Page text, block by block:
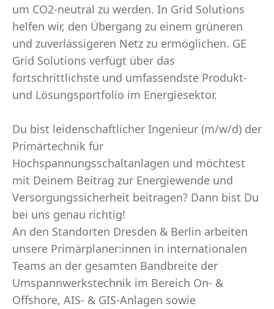
um CO2-neutral zu werden. In Grid Solutions
helfen wir, den Übergang zu einem grüneren
und zuverlässigeren Netz zu ermöglichen. GE
Grid Solutions verfügt über das
fortschrittlichste und umfassendste Produkt-
und Lösungsportfolio im Energiesektor.
Du bist leidenschaftlicher Ingenieur (m/w/d) der
Primärtechnik für
Hochspannungsschaltanlagen und möchtest
mit Deinem Beitrag zur Energiewende und
Versorgungssicherheit beitragen? Dann bist Du
bei uns genau richtig!
An den Standorten Dresden & Berlin arbeiten
unsere Primärplaner:innen in internationalen
Teams an der gesamten Bandbreite der
Umspannwerkstechnik im Bereich On- &
Offshore, AIS- & GIS-Anlagen sowie